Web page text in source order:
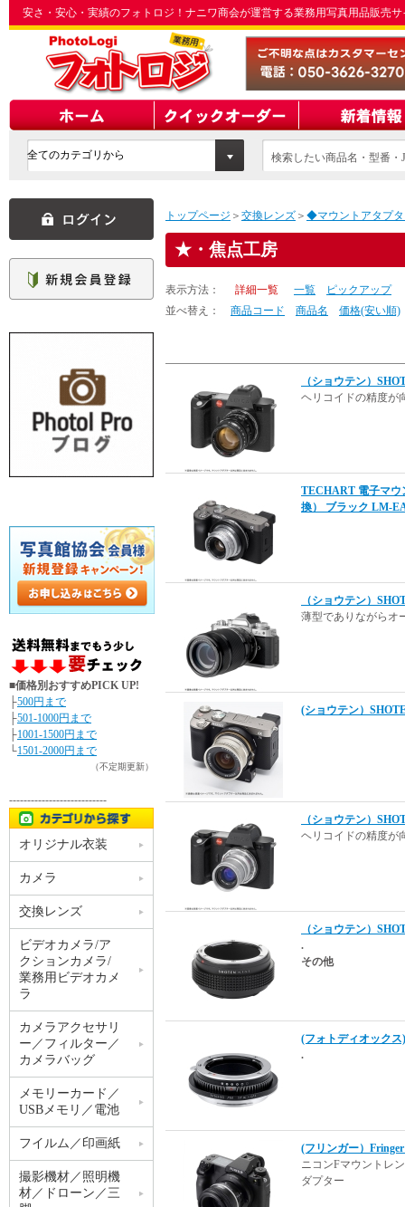
安さ・安心・実績のフォトロジ！ナニワ商会が運営する業務用写真用品販売
検索したい商品名・型番
トップページ ＞ 交換レンズ ＞ ◆マウントアタプ
・焦点工房
表示方法： 詳細一覧 一覧
ピックアップ
並べ替え：
商品コード 商品名 価格(安い順)
（ショウテン）
ヘリコイドの精度が
TECHART 電子マ
換） ブラック LM-
（ショウテン）
薄型でありながらオ
(ショウテン）
（ショウテン）
ヘリコイドの精度が
（ショウテン）
.
その他
(フォトディオック
.
(フリンガー）
ニコンFマウントレ
ダプター
■価格別おすすめPICK UP!
├500円まで
├501-1000円まで
├1001-1500円まで
└1501-2000円まで
（不定期更新）
---------------------------
オリジナル衣装
カメラ
交換レンズ
ビデオカメラ/ア
クションカメラ/
業務用ビデオカメ
ラ
カメラアクセサリ
ー／フィルター／
カメラバッグ
メモリーカード／
USBメモリ／電池
フイルム／印画紙
撮影機材／照明機
材／ドローン／三